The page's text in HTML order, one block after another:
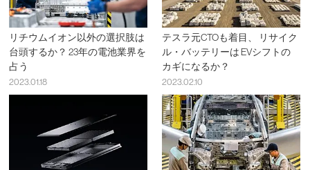
リチウムイオン以外の選択肢は
台頭するか？ 23年の電池業界を
占う
2023.01.18
テスラ元CTOも着目、 リサイク
ル・バッテリーは EVシフトの
カギになるか？
2023.02.10